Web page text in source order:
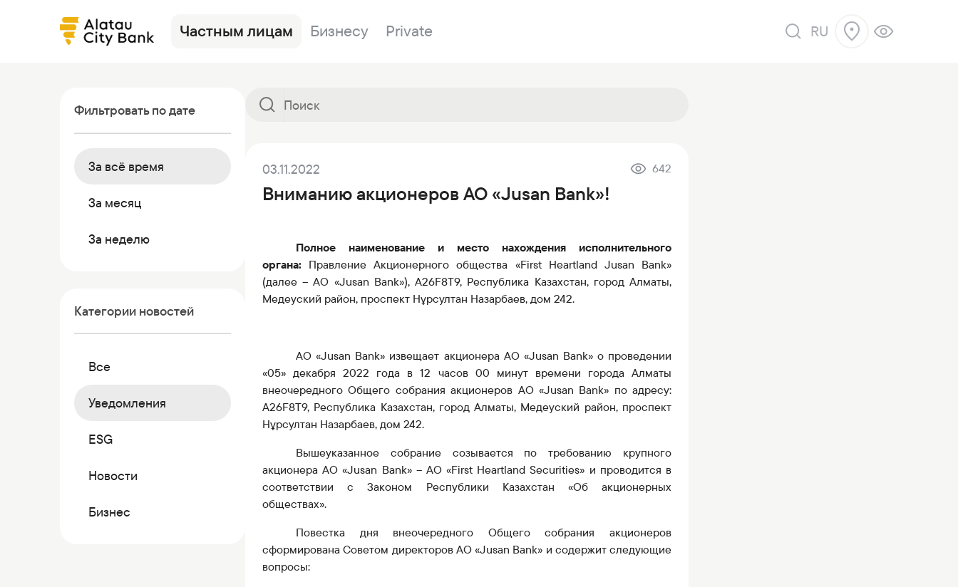
Частным лицам
Кредиты
Депозиты
Зарплатный проект
Kaspi QR
Страхование
Валюты
Вопросы и ответы
Отделения
Новости
Банки-корреспонденты
Приём граждан
Имущество на продажу
Закупки
Бизнесу
Alatau City Bank Tole
Кредиты
Инвестиции
Тарифы
Журнал Ösim
Другие продукты
Войти в банкинг
Private
Новости
Курсы валют
Коммерческие бумаги
RU
Фильтровать по дате
За всё время
За месяц
За неделю
Категории новостей
Все
Уведомления
ESG
Новости
Бизнес
03.11.2022 642
Вниманию акционеров АО «Jusan Bank»!
Полное наименование и место нахождения исполнительного
органа: ПравлениеАкционерного общества «First Heartland Jusan Bank»
(далее – АО «Jusan Bank»), A26F8T9, Республика Казахстан, город Алматы,
Медеуский район, проспект Нұрсултан Назарбаев, дом 242.
АО«Jusan Bank» извещает акционера АО «Jusan Bank» о проведении
«05» декабря 2022 года в 12 часов 00 минут времени города Алматы
внеочередногоОбщего собрания акционеров АО «Jusan Bank» по адресу:
A26F8T9, Республика Казахстан, город Алматы, Медеуский район, проспект
Нұрсултан Назарбаев, дом 242.
Вышеуказанное собрание созывается потребованию крупного
акционера АО «Jusan Bank»– АО«First Heartland Securities» и проводится в
соответствии с Законом Республики Казахстан «Об акционерных
обществах».
Повестка дня внеочередного Общего собрания акционеров
сформирована Советом директоров АО «Jusan Bank» и содержит следующие
вопросы: